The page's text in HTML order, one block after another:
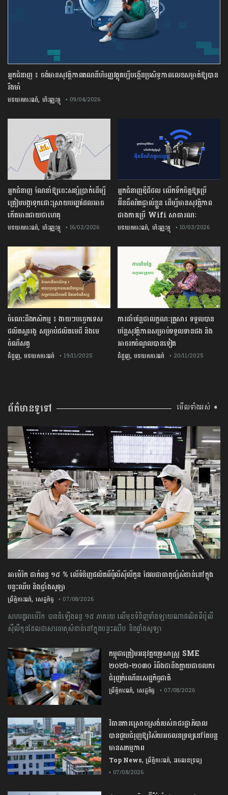
អ្នកជំនាញ ៖ ចង់មានសុវត្ថិភាពគណនីហិរញ្ញវត្ថុគប្បីបង្កើនប្រសិទ្ធភាពលេខសម្ងាត់ឱ្យបាន
រឹងមាំ
បទយកការណ៍, ហិរញ្ញវត្ថុ • 09/04/2026
អ្នកជំនាញឌីជីថល លើកទឹកចិត្តឱ្យប្រើ
អ៊ីនធឺណិតផ្ទាល់ខ្លួន ដើម្បីមានសុវត្ថិភាព
ជាងការប្រើ Wifi​ សាធារណៈ
បទយកការណ៍, ហិរញ្ញវត្ថុ • 10/03/2026
អ្នកជំនាញ ណែនាំឱ្យចេះសន្សំប្រាក់ដើម្បី
ត្រៀមបង្កាទុកដោះស្រាយបញ្ហាដែលអាច
កើតមានជាយថាហេតុ
បទយកការណ៍, ហិរញ្ញវត្ថុ • 16/02/2026
ការដាំបន្លែជាលក្ខណៈគ្រួសារ ទទួលបាន
បន្លែសុវត្ថិភាពសម្រាប់ទទួលទានផង និង
អាចរកចំណូលបានទៀត
ជំនួញ,បទយកការណ៍ • 20/11/2025
ចំណេះដឹងកសិកម្ម ៖ ងាយៗបច្ចេកទេស
ផលិតស្កររងូ សម្រាប់ផលិតមេជី និងមេ
ចំណីសត្វ
ជំនួញ,បទយកការណ៍ • 19/11/2025
ព័ត៌មានទូទៅ មើលទាំងអស់ ➧
អាម៉េរិក ដាក់ពន្ធ ១៥ % លើទំនិញផលិតពីប៉ូលីស៊ីលីកូន ដែលជាធាតុផ្សំសំខាន់នៅក្នុង
បន្ទះឈីប និងផ្ទាំងសូឡា
ព្រឹត្តិការណ៍, សេដ្ឋកិច្ច • 07/08/2026
សហរដ្ឋអាម៉េរិក បានដំឡើងពន្ធ ១៥ ភាគរយ លើមុខទំនិញទាំងឡាយណាផលិតពីប៉ូលី
ស៊ីលីកូនដែលជាសារធាតុសំខាន់នៅក្នុងបន្ទះឈីប និងផ្ទាំងសូឡា
កម្ពុជា​ត្រៀមអនុវត្ត​យុទ្ធសាស្ត្រ​ ​SME​ ​
២០២៦​-​២០៣០​ រំពឹងថានឹងក្លាយ​ជា​ចលករ​
ជំរុញ​កំណើន​សេដ្ឋកិច្ច​ជាតិ​
ព្រឹត្តិការណ៍, សេដ្ឋកិច្ច • 07/08/2026
វិធានការស្រោចស្រង់របស់រាជរដ្ឋាភិបាល​
បាន​ជួយ​ជំរុញឱ្យវិស័យ​អចលនទ្រព្យនៅតែបន្ត​
មានសកម្មភាព
Top News,ព្រឹត្តិការណ៍, អចលនទ្រព្យ
• 07/08/2026